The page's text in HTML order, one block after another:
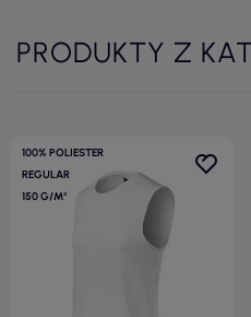
PRODUKTY Z
100% POLIESTER
REGULAR
150 G/M²